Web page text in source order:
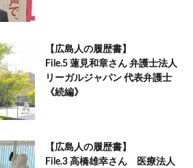
【広島人の履歴書】
File.5 蓮見和章さん 弁護士法人
リーガルジャパン 代表弁護士
《続編》
【広島人の履歴書】
File.3 高橋雄幸さん 医療法人